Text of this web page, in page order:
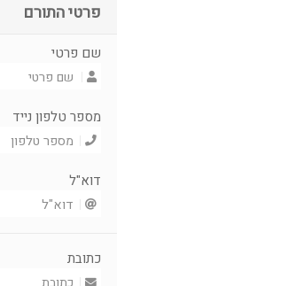
פרטי התורם
שם פרטי
מספר טלפון נייד
דוא"ל
כתובת